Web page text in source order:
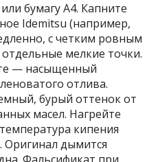
бумагу А4. Капните
Idemitsu (например,
с четким ровным
мелкие точки.
— насыщенный
отлива.
бурый оттенок от
масел. Нагрейте
кипения
дымится